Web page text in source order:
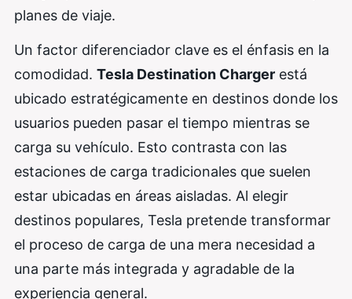
planes de viaje.
Un factor diferenciador clave es el énfasis en la
comodidad. Tesla Destination Charger está
ubicado estratégicamente en destinos donde los
usuarios pueden pasar el tiempo mientras se
carga su vehículo. Esto contrasta con las
estaciones de carga tradicionales que suelen
estar ubicadas en áreas aisladas. Al elegir
destinos populares, Tesla pretende transformar
el proceso de carga de una mera necesidad a
una parte más integrada y agradable de la
experiencia general.